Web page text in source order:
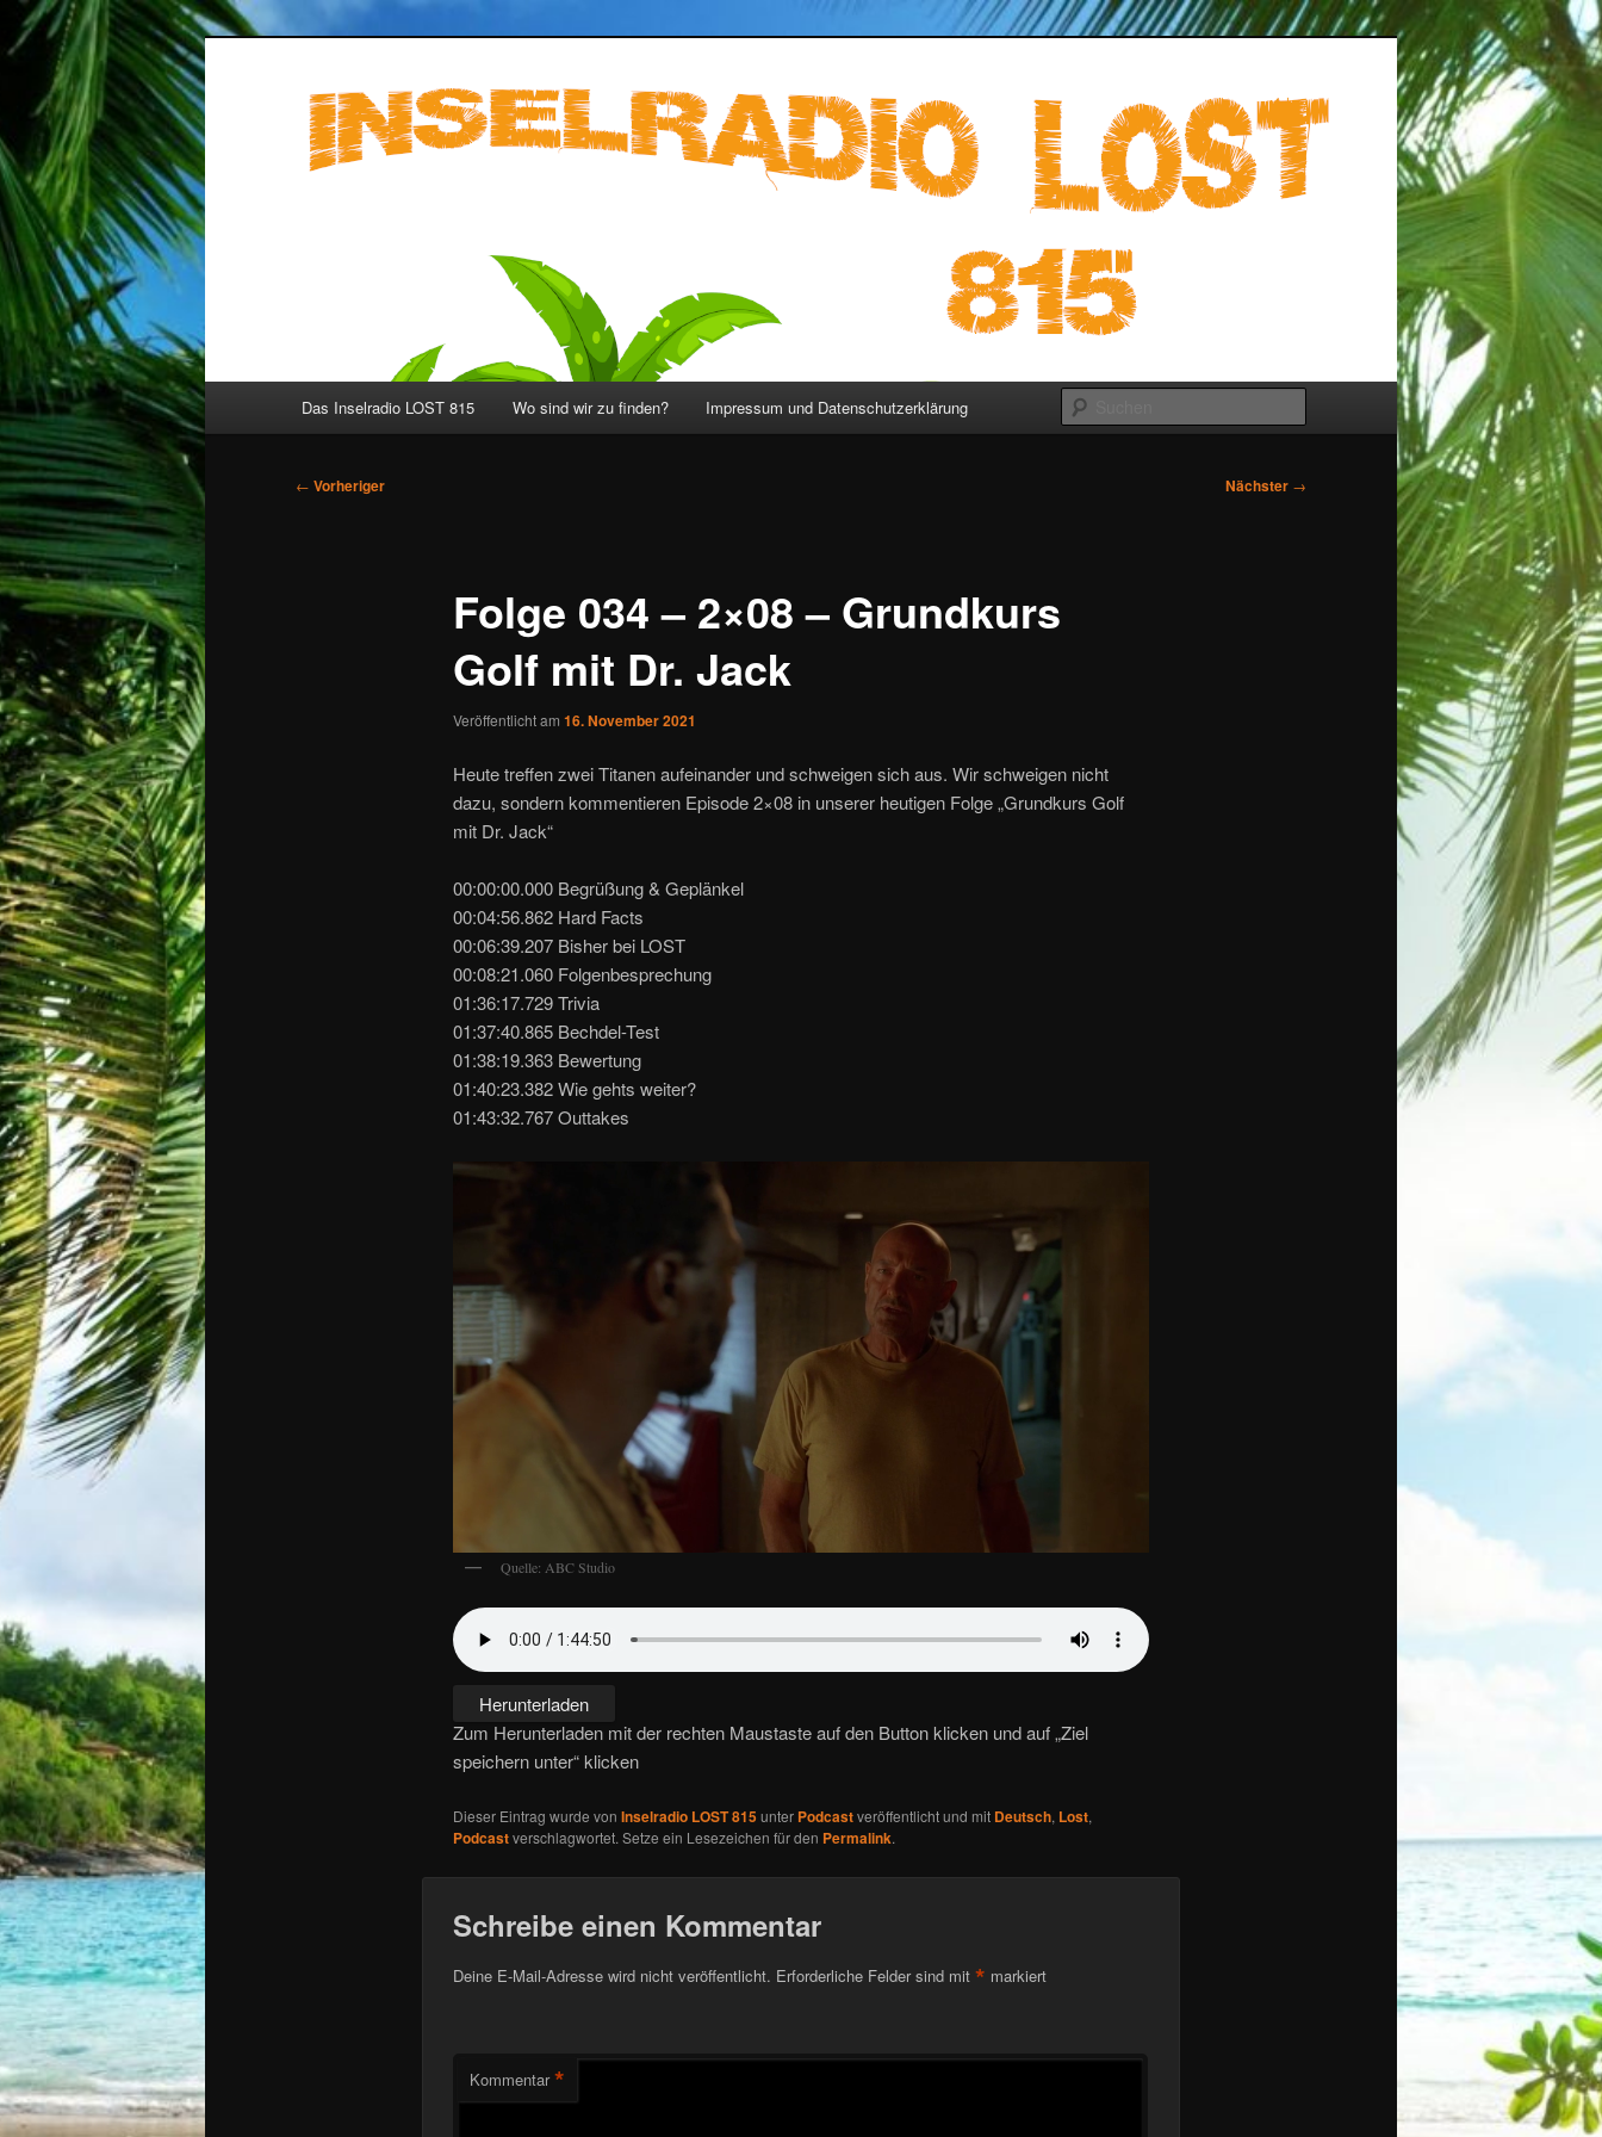
Zum
primären
Inhalt
springen
Inselradio LOST 815 – LOST Podcast deutsch
Das Inselradio LOST 815 Wo sind wir zu finden? Impressum und Datenschutzerklärung
Beitragsnavigation
← Vorheriger Nächster →
Folge 034 – 2×08 – Grundkurs
Golf mit Dr. Jack
Veröffentlicht am 16. November 2021
Heute treffen zwei Titanen aufeinander und schweigen sich aus. Wir schweigen nicht
dazu, sondern kommentieren Episode 2×08 in unserer heutigen Folge „Grundkurs Golf
mit Dr. Jack“
00:00:00.000 Begrüßung & Geplänkel
00:04:56.862 Hard Facts
00:06:39.207 Bisher bei LOST
00:08:21.060 Folgenbesprechung
01:36:17.729 Trivia
01:37:40.865 Bechdel-Test
01:38:19.363 Bewertung
01:40:23.382 Wie gehts weiter?
01:43:32.767 Outtakes
Quelle: ABC Studio
Herunterladen
Zum Herunterladen mit der rechten Maustaste auf den Button klicken und auf „Ziel
speichern unter“ klicken
Dieser Eintrag wurde von Inselradio LOST 815unter Podcastveröffentlicht und mit Deutsch, Lost,
Podcastverschlagwortet. Setze ein Lesezeichen für den Permalink.
Schreibe einen Kommentar
Deine E-Mail-Adresse wird nicht veröffentlicht. Erforderliche Felder sind mit * markiert
Kommentar *